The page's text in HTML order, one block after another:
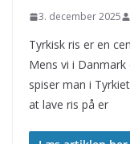
3. december 2025
Tyrkisk ris er en
Mens vi i
spiser man i
at lave ris på er